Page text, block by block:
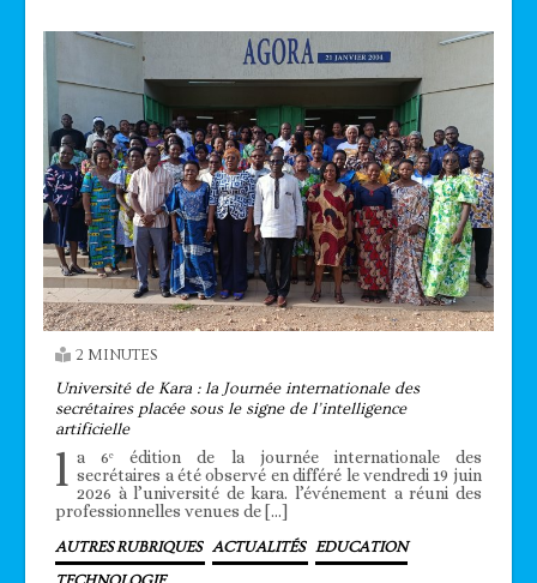
2 MINUTES
Université de Kara : la Journée internationale des
secrétaires placée sous le signe de l’intelligence
artificielle
l a 6ᵉ édition de la journée internationale des
secrétaires a été observé en différé le vendredi 19 juin
2026 à l’université de kara. l’événement a réuni des
professionnelles venues de […]
AUTRES RUBRIQUES ACTUALITÉS EDUCATION